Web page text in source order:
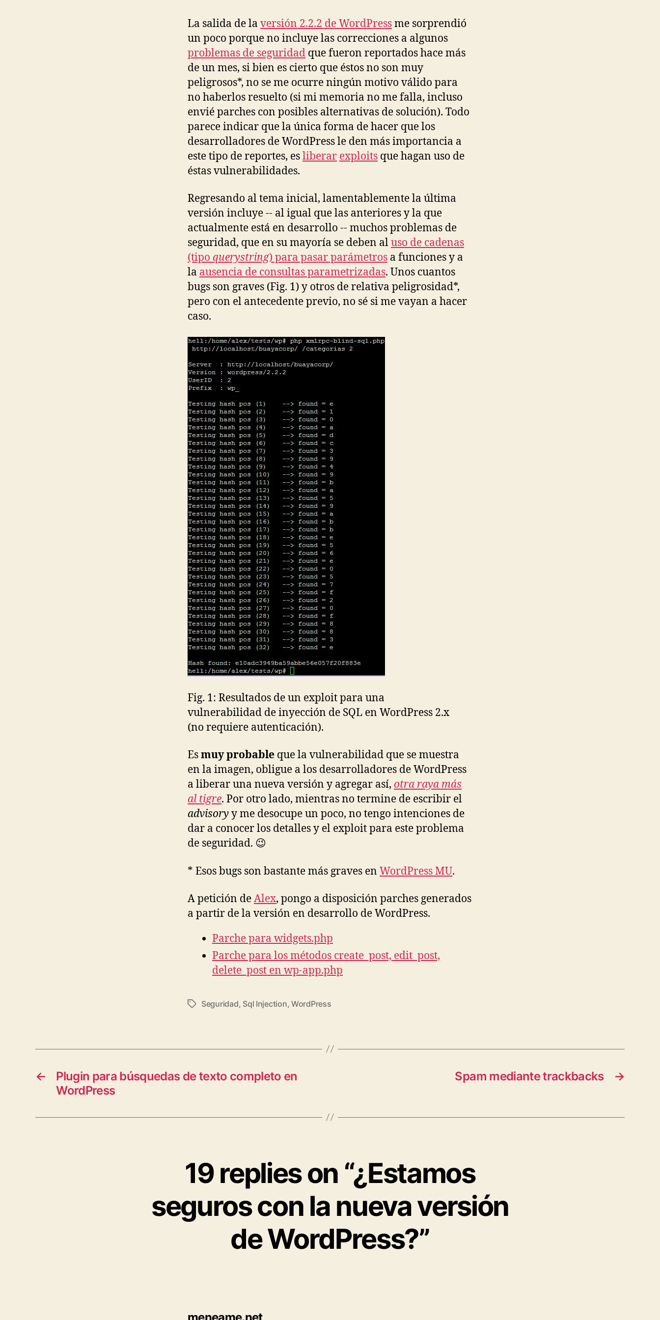
WordPress?
La salida de la versión 2.2.2 de WordPressme sorprendió
un poco porque no incluye las correcciones a algunos
problemas de seguridad que fueron reportados hace más
de un mes, si bien es cierto que éstos no son muy
peligrosos*, no se me ocurre ningún motivo válido para
no haberlos resuelto (si mi memoria no me falla, incluso
envié parches con posibles alternativas de solución). Todo
parece indicar que la única forma de hacer que los
desarrolladores de WordPress le den más importancia a
este tipo de reportes, esliberar exploits que hagan uso de
éstas vulnerabilidades.
Regresando al tema inicial, lamentablemente la última
versión incluye -- al igual que las anteriores y la que
actualmente está en desarrollo -- muchos problemas de
seguridad, que en su mayoría se deben aluso de cadenas
(tipo querystring) para pasar parámetros a funciones y a
la ausencia de consultas parametrizadas. Unos cuantos
bugs son graves (Fig. 1) y otros de relativa peligrosidad*,
pero con el antecedente previo, no sé si me vayan a hacer
caso.
Fig. 1: Resultados de un exploit para una
vulnerabilidad de inyección de SQL en WordPress 2.x
(no requiere autenticación).
Esmuy probable que la vulnerabilidad que se muestra
en la imagen, obligue a los desarrolladores de WordPress
a liberar una nueva versión y agregar así, otra raya más
al tigre. Por otro lado, mientras no termine de escribir el
advisoryy me desocupe un poco, no tengo intenciones de
dar a conocer los detalles y el exploit para este problema
de seguridad. 😉
* Esos bugs son bastante más graves en WordPress MU.
A petición deAlex, pongo a disposición parches generados
a partir de la versión en desarrollo de WordPress.
Parche para widgets.php
Parche para los métodos create_post, edit_post,
delete_post en wp-app.php
TagsSeguridad, Sql Injection,WordPress
←
Plugin para búsquedas de texto completo en
WordPress
→
Spam mediante trackbacks
19 replies on “¿Estamos
seguros con la nueva versión
de WordPress?”
says: